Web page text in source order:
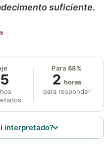
suficiente.
Para 88%
2 horas
para responder
interpretado?